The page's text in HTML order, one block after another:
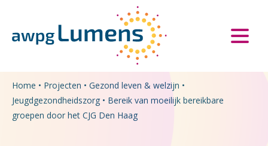
Home • Projecten • Gezond leven & welzijn •
Jeugdgezondheidszorg • Bereik van moeilijk bereikbare
groepen door het CJG Den Haag